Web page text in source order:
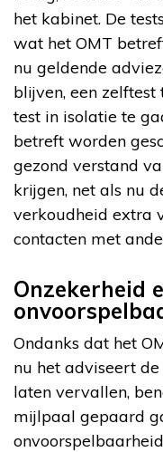
het kabinet. De
wat het OMT
nu geldende
blijven, een
test in isolatie te
betreft worden
gezond verstand
krijgen, net als nu
verkoudheid extra
contacten met
Onzekerheid
Ondanks dat het
nu het adviseert
laten vervallen,
mijlpaal gepaard